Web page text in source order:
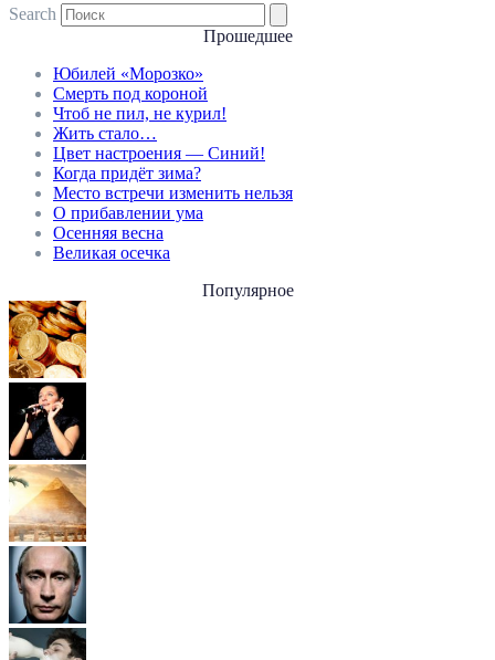
Search
Прошедшее
Юбилей «Морозко»
Смерть под короной
Чтоб не пил, не курил!
Жить стало…
Цвет настроения — Синий!
Когда придёт зима?
Место встречи изменить нельзя
О прибавлении ума
Осенняя весна
Великая осечка
Популярное